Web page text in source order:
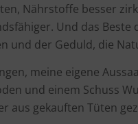
Nährstoffe besser
Und das
und der Geduld, die
meine eigene
und einem Schuss
aus gekauften Tüten